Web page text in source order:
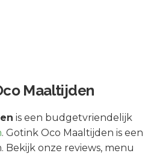
Maaltijden
is een budgetvriendelijk
. Gotink Oco Maaltijden is een
Bekijk onze reviews, menu